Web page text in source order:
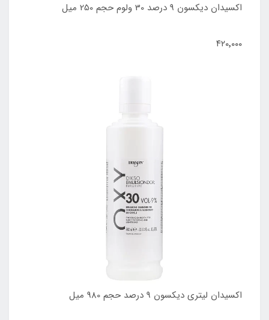
اکسیدان دیکسون 9 درصد 30 ولوم حجم 250 میل
۴۲۰٬۰۰۰
اکسیدان لیتری دیکسون 9 درصد حجم 980 میل